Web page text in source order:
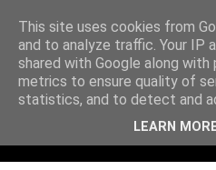
This site uses cookies from
and to analyze traffic. Your IP
shared with Google along
metrics to ensure quality of
statistics, and to detect and
LEARN